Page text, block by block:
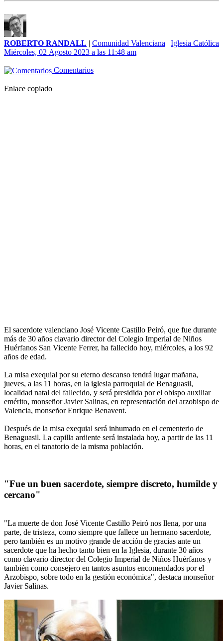
ROBERTO RANDALL | Comunidad Valenciana | Iglesia Católica
Miércoles, 02 Agosto 2023 a las 11:48 am
Comentarios
Enlace copiado
El sacerdote valenciano José Vicente Castillo Peiró, que fue durante
más de 30 años clavario director del Colegio Imperial de Niños
Huérfanos San Vicente Ferrer, ha fallecido hoy, miércoles, a los 92
años de edad.
La misa exequial por su eterno descanso tendrá lugar mañana,
jueves, a las 11 horas, en la iglesia parroquial de Benaguasil,
localidad natal del fallecido, y será presidida por el obispo auxiliar
emérito, monseñor Javier Salinas, en representación del arzobispo de
Valencia, monseñor Enrique Benavent.
Después de la misa exequial será inhumado en el cementerio de
Benaguasil. La capilla ardiente será instalada hoy, a partir de las 11
horas, en el tanatorio de la misma población.
"Fue un buen sacerdote, siempre discreto, humilde y
cercano"
"La muerte de don José Vicente Castillo Peiró nos llena, por una
parte, de tristeza, como siempre que fallece un hermano sacerdote,
pero también es un motivo grande de acción de gracias ante un
sacerdote que ha hecho tanto bien en la Iglesia, durante 30 años
como clavario director del Colegio Imperial de Niños Huérfanos y
también como consejero en tantos asuntos encomendados por el
Arzobispo, sobre todo en la gestión económica", destaca monseñor
Javier Salinas.